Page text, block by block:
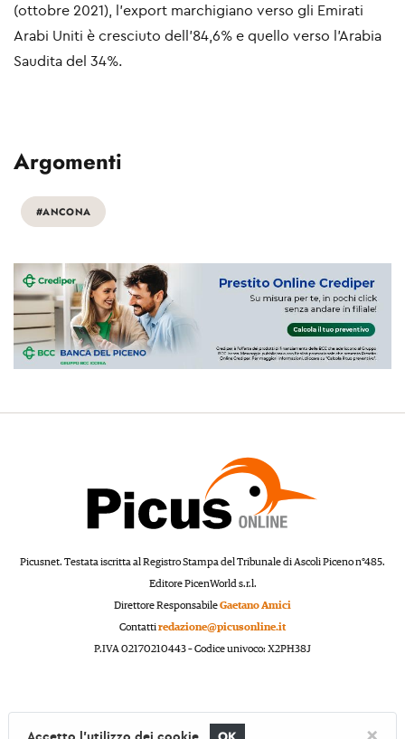
(ottobre 2021), l’export marchigiano verso gli Emirati
Arabi Uniti è cresciuto dell’84,6% e quello verso l’Arabia
Saudita del 34%.
Argomenti
#ANCONA
Picusnet. Testata iscritta al Registro Stampa del Tribunale di Ascoli Piceno n°485.
Editore PicenWorld s.r.l.
Direttore ResponsabileGaetano Amici
Contattiredazione@picusonline.it
P.IVA 02170210443 – Codice univoco: X2PH38J